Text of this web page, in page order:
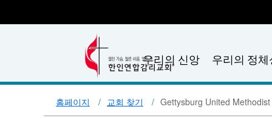
우리의 신앙 우리의 정체
홈페이지 교회 찾기 Gettysburg United